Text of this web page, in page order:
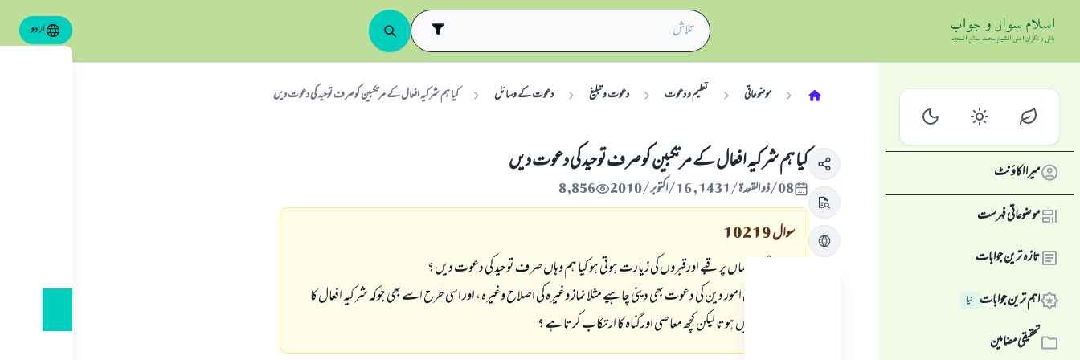
اردو
میرا اکاؤنٹ
موضوعاتی فہرست
تازہ ترین جوابات
اہم ترین جوابات نِیا
تحقیقی مضامین
موضوعاتی تعلیم و دعوت دعوت و تبلیغ دعوت کے وسائل کیا ہم شرکیہ افعال کے مرتکبین کوصرف توحید کی دعوت دیں
کیا ہم شرکیہ افعال کے مرتکبین کوصرف توحید کی دعوت دیں
08/ذو القعدة/1431 , 16/اکتوبر/2010 8,856
سوال10219
ایسی جگہیں جہاں پر قبے اورقبروں کی زيارت ہوتی ہو کیا ہم وہاں صرف توحید کی دعوت دیں ؟
یا کہ توحید باقی امور دین کی دعوت بھی دینی چاہیے مثلا نماز وغیرہ کی اصلاح وغیرہ ، اور اسی طرح اسے بھی جوکہ شرکیہ افعال کا
مرتکب تونہیں ہوتا لیکن کچھ معاصی اورگناہ کا ارتکاب کرتا ہے ؟